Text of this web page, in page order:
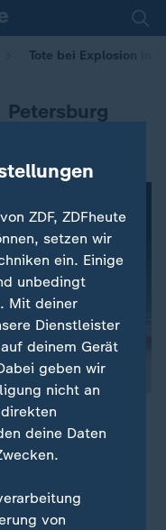
Tote bei Explosion in
Station im Zentrum
hat es mehrere
ZDF, ZDFheute
setzen wir
ein. Einige
unbedingt
Mit deiner
Dienstleister
deinem Gerät
geben wir
nicht an
deine Daten
von